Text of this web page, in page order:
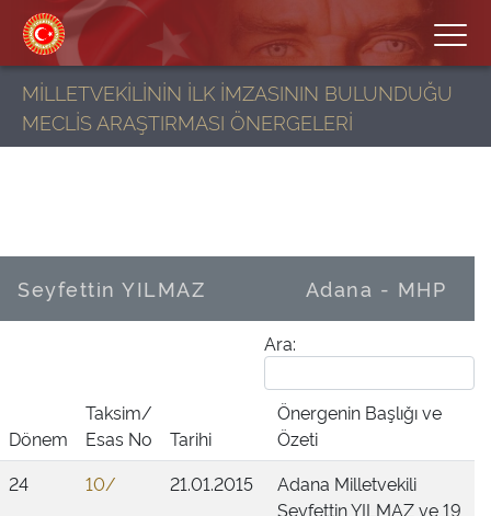
MİLLETVEKİLİNİN İLK İMZASININ BULUNDUĞU
MECLİS ARAŞTIRMASI ÖNERGELERİ
Seyfettin YILMAZ Adana - MHP
Ara:
Dönem
Taksim/
Esas No
Tarihi
Önergenin Başlığı ve
Özeti
24
10/ 21.01.2015
Adana Milletvekili
Seyfettin YILMAZ ve 19